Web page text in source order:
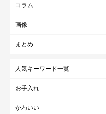
コラム
画像
まとめ
人気キーワード一覧
お手入れ
かわいい